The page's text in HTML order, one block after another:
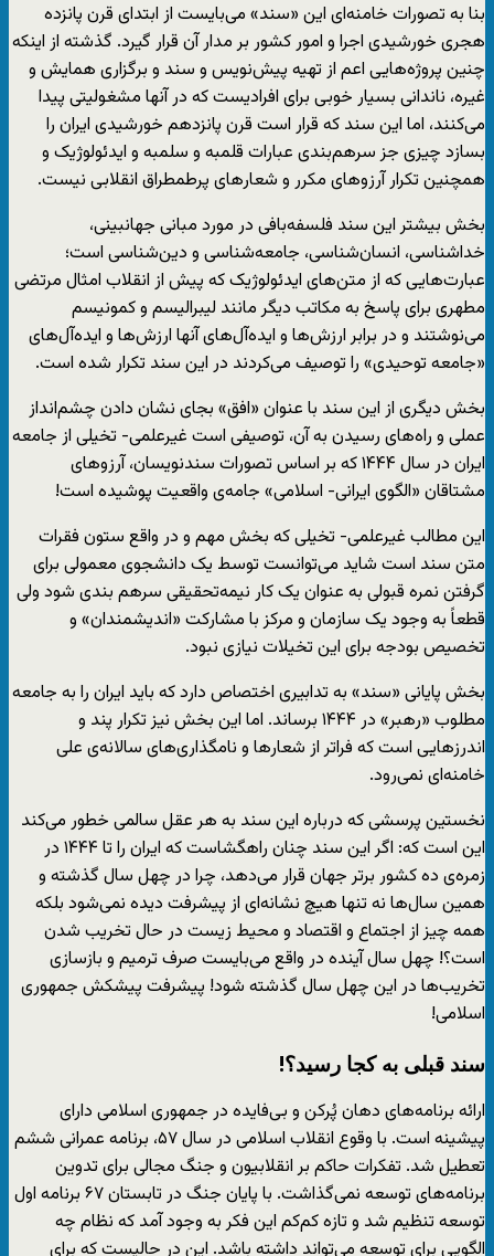
بنا به تصورات خامنه‌ای این «سند» می‌بایست از ابتدای قرن پانزده
هجری خورشیدی اجرا و امور کشور بر مدار آن قرار گیرد. گذشته از اینکه
چنین پروژه‌هایی اعم از تهیه پیش‌نویس و سند و برگزاری همایش و
غیره، ناندانی بسیار خوبی برای افرادیست که در آنها مشغولیتی پیدا
می‌کنند، اما این سند که قرار است قرن پانزدهم خورشیدی ایران را
بسازد چیزی جز سرهم‌بندی عبارات قلمبه و سلمبه و ایدئولوژیک و
همچنین تکرار آرزوهای مکرر و شعارهای پرطمطراق انقلابی نیست.
بخش بیشتر این سند فلسفه‌بافی در مورد مبانی جهانبینی،
خداشناسی، انسان‌شناسی، جامعه‌شناسی و دین‌شناسی است؛
عبارت‌هایی که از متن‌های ایدئولوژیک که پیش از انقلاب امثال مرتضی
مطهری برای پاسخ به مکاتب دیگر مانند لیبرالیسم و کمونیسم
می‌نوشتند و در برابر ارزش‌ها و ایده‌آل‌های آنها ارزش‌ها و ایده‌آل‌های
«جامعه توحیدی» را توصیف می‌کردند در این سند تکرار شده است.
بخش دیگری از این سند با عنوان «افق» بجای نشان دادن چشم‌انداز
عملی و راه‌های رسیدن به آن، توصیفی‌ است غیرعلمی- تخیلی از جامعه
ایران در سال ۱۴۴۴ که بر اساس تصورات سندنویسان، آرزوهای
مشتاقان «الگوی ایرانی- اسلامی» جامه‌ی واقعیت پوشیده است!
این مطالب غیرعلمی- تخیلی که بخش مهم و در واقع ستون فقرات
متن سند است شاید می‌توانست توسط یک دانشجوی معمولی برای
گرفتن نمره قبولی به عنوان یک کار نیمه‌تحقیقی سرهم بندی شود ولی
قطعاً به وجود یک سازمان و مرکز با مشارکت «اندیشمندان» و
تخصیص بودجه برای این تخیلات نیازی نبود.
بخش پایانی «سند» به تدابیری اختصاص دارد که باید ایران را به جامعه
مطلوب «رهبر» در ۱۴۴۴ برساند. اما این بخش نیز تکرار پند و
اندرزهایی است که فراتر از شعارها و نامگذاری‌های سالانه‌ی علی
خامنه‌ای نمی‌رود.
نخستین پرسشی که درباره این سند به هر عقل سالمی خطور می‌کند
این است که: اگر این سند چنان راهگشاست که ایران را تا ۱۴۴۴ در
زمره‌ی ده کشور برتر جهان قرار می‌دهد، چرا در چهل سال گذشته و
همین سال‌ها نه تنها هیچ نشانه‌ای از پیشرفت دیده نمی‌شود بلکه
همه چیز از اجتماع و اقتصاد و محیط زیست در حال تخریب شدن
است؟! چهل سال آینده در واقع می‌بایست صرف ترمیم و بازسازی
تخریب‌ها در این چهل سال گذشته شود! پیشرفت پیشکش جمهوری
اسلامی!
سند قبلی به کجا رسید؟!
ارائه برنامه‌های دهان پُرکن و بی‌فایده در جمهوری اسلامی دارای
پیشینه است. با وقوع انقلاب اسلامی در سال ۵۷، برنامه عمرانی ششم
تعطیل شد. تفکرات حاکم بر انقلابیون و جنگ مجالی برای تدوین
برنامه‌های توسعه نمی‌گذاشت. با پایان جنگ در تابستان ۶۷ برنامه اول
توسعه تنظیم شد و تازه کم‌کم این فکر به وجود آمد که نظام چه
الگویی برای توسعه می‌تواند داشته باشد. این در حالیست که برای